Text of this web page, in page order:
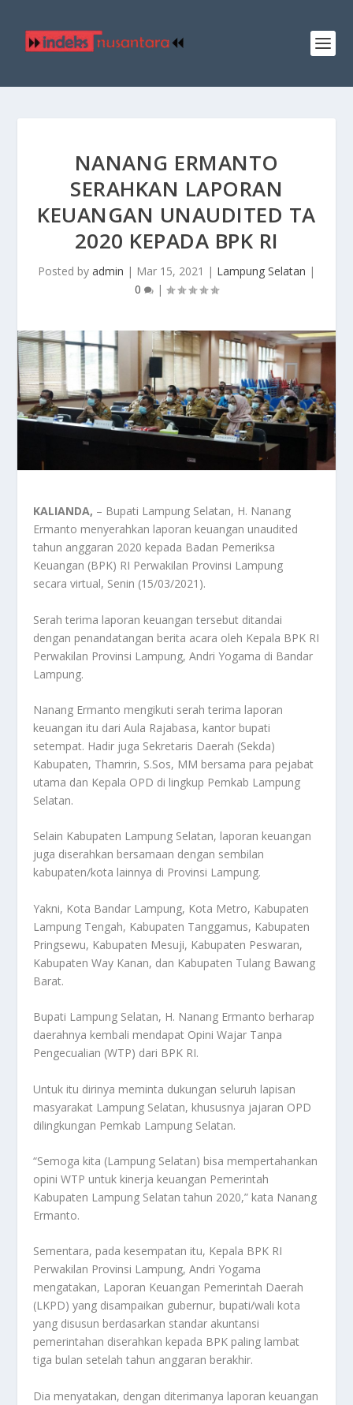
NANANG ERMANTO
SERAHKAN LAPORAN
KEUANGAN UNAUDITED TA
2020 KEPADA BPK RI
Posted by admin | Mar 15, 2021 | Lampung Selatan |
0
|
KALIANDA, – Bupati Lampung Selatan, H. Nanang
Ermanto menyerahkan laporan keuangan unaudited
tahun anggaran 2020 kepada Badan Pemeriksa
Keuangan (BPK) RI Perwakilan Provinsi Lampung
secara virtual, Senin (15/03/2021).
Serah terima laporan keuangan tersebut ditandai
dengan penandatangan berita acara oleh Kepala BPK RI
Perwakilan Provinsi Lampung, Andri Yogama di Bandar
Lampung.
Nanang Ermanto mengikuti serah terima laporan
keuangan itu dari Aula Rajabasa, kantor bupati
setempat. Hadir juga Sekretaris Daerah (Sekda)
Kabupaten, Thamrin, S.Sos, MM bersama para pejabat
utama dan Kepala OPD di lingkup Pemkab Lampung
Selatan.
Selain Kabupaten Lampung Selatan, laporan keuangan
juga diserahkan bersamaan dengan sembilan
kabupaten/kota lainnya di Provinsi Lampung.
Yakni, Kota Bandar Lampung, Kota Metro, Kabupaten
Lampung Tengah, Kabupaten Tanggamus, Kabupaten
Pringsewu, Kabupaten Mesuji, Kabupaten Peswaran,
Kabupaten Way Kanan, dan Kabupaten Tulang Bawang
Barat.
Bupati Lampung Selatan, H. Nanang Ermanto berharap
daerahnya kembali mendapat Opini Wajar Tanpa
Pengecualian (WTP) dari BPK RI.
Untuk itu dirinya meminta dukungan seluruh lapisan
masyarakat Lampung Selatan, khususnya jajaran OPD
dilingkungan Pemkab Lampung Selatan.
“Semoga kita (Lampung Selatan) bisa mempertahankan
opini WTP untuk kinerja keuangan Pemerintah
Kabupaten Lampung Selatan tahun 2020,” kata Nanang
Ermanto.
Sementara, pada kesempatan itu, Kepala BPK RI
Perwakilan Provinsi Lampung, Andri Yogama
mengatakan, Laporan Keuangan Pemerintah Daerah
(LKPD) yang disampaikan gubernur, bupati/wali kota
yang disusun berdasarkan standar akuntansi
pemerintahan diserahkan kepada BPK paling lambat
tiga bulan setelah tahun anggaran berakhir.
Dia menyatakan, dengan diterimanya laporan keuangan